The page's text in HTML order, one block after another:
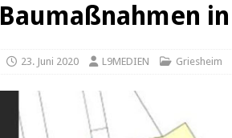
[ 4. Juni 2025 ]
[ 5. Mai 2025 ] Die
Öffnungszeiten des
Baumaßnahmen
23. Juni 2020 L9MEDIEN Griesheim